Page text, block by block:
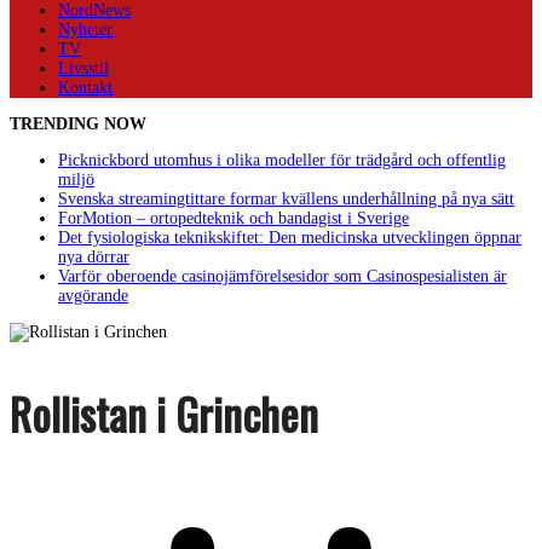
NordNews
Nyheter
TV
Livsstil
Kontakt
TRENDING NOW
Picknickbord utomhus i olika modeller för trädgård och offentlig
miljö
Svenska streamingtittare formar kvällens underhållning på nya sätt
ForMotion – ortopedteknik och bandagist i Sverige
Det fysiologiska teknikskiftet: Den medicinska utvecklingen öppnar
nya dörrar
Varför oberoende casinojämförelsesidor som Casinospesialisten är
avgörande
Rollistan i Grinchen